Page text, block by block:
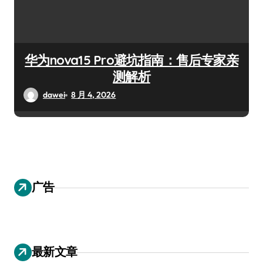
华为nova15 Pro避坑指南：售后专家亲
测解析
dawei 8 月 4, 2026
广告
最新文章